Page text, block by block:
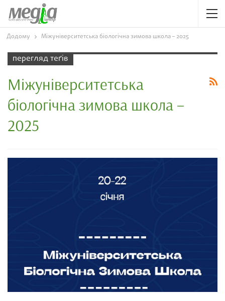
Додому Міжуніверситетська біологічна зимова школа – 2025
перегляд теґів
Міжуніверситетська
біологічна зимова школа –
2025